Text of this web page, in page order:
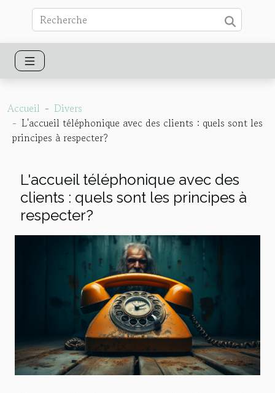
Accueil
Divers
L'accueil téléphonique avec des clients : quels sont les
principes à respecter?
L'accueil téléphonique avec des
clients : quels sont les principes à
respecter?